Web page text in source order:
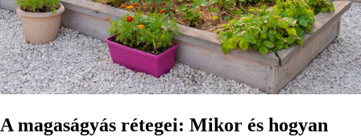
A magaságyás rétegei: Mikor és hogyan